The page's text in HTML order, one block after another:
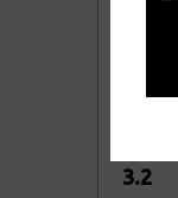
3.2